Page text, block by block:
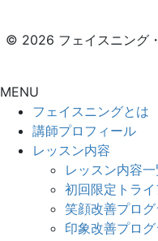
© 2026 フェイスニング
MENU
フェイスニングとは
講師プロフィール
レッスン内容
レッスン内容一
初回限定トラ
笑顔改善プロ
印象改善プログ